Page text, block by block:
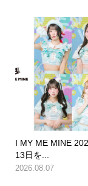
I MY ME MINE
13日を...
2026.08.07